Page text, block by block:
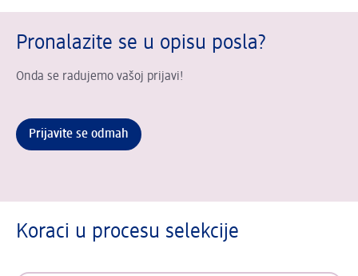
Pronalazite se u opisu posla?
Onda se radujemo vašoj prijavi!
Prijavite se odmah
Koraci u procesu selekcije